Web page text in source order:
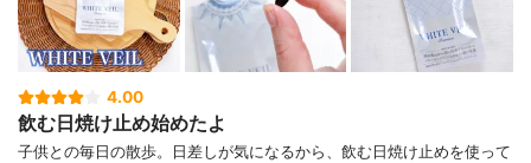
4.00
飲む日焼け止め始めたよ
子供との毎日の散歩。日差しが気になるから、飲む日焼け止めを使って